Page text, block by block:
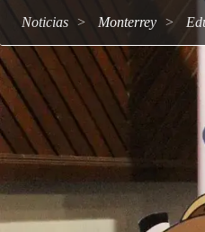
Noticias Monterrey